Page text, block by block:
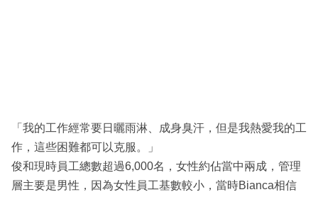
「我的工作經常要日曬雨淋、成身臭汗，但是我熱愛我的工
作，這些困難都可以克服。」
俊和現時員工總數超過6,000名，女性約佔當中兩成，管理
層主要是男性，因為女性員工基數較小，當時Bianca相信